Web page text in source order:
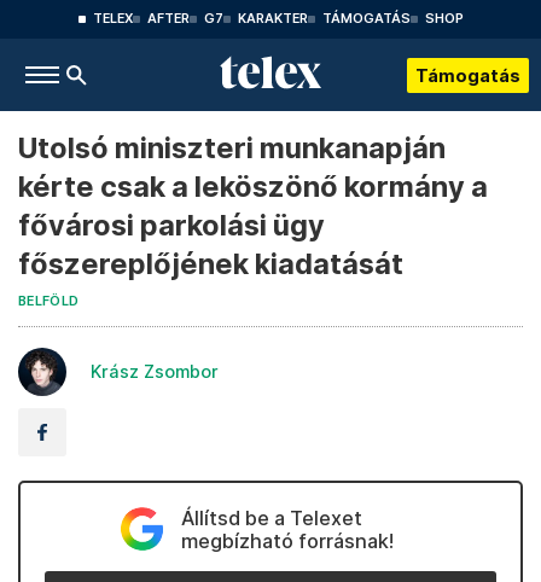
TELEX AFTER G7 KARAKTER TÁMOGATÁS SHOP
Támogatás
Utolsó miniszteri munkanapján
kérte csak a leköszönő kormány a
fővárosi parkolási ügy
főszereplőjének kiadatását
BELFÖLD
Krász Zsombor
Állítsd be a Telexet
megbízható forrásnak!